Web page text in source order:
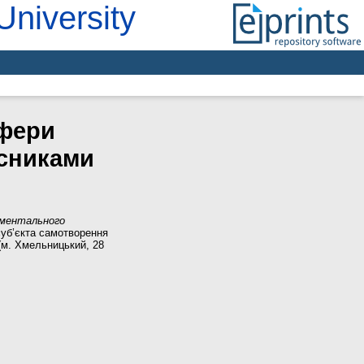
самотворення
(м. Хмельницький, 28